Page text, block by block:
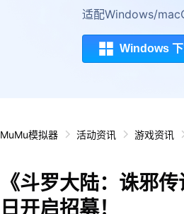
适配Windows/
Windows
MuMu模拟器 活动资讯 游戏资讯
《斗罗大陆：诛邪
日开启招募！